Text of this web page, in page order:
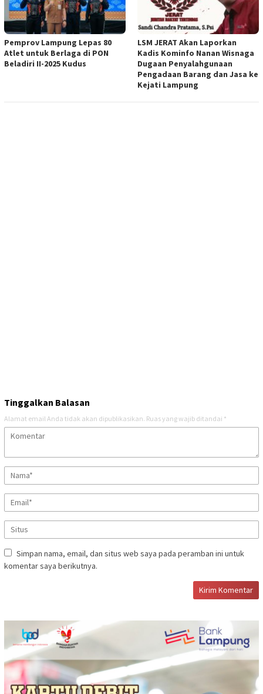
Pemprov Lampung Lepas 80
Atlet untuk Berlaga di PON
Beladiri II-2025 Kudus
LSM JERAT Akan Laporkan
Kadis Kominfo Nanan Wisnaga
Dugaan Penyalahgunaan
Pengadaan Barang dan Jasa ke
Kejati Lampung
Tinggalkan Balasan
Alamat email Anda tidak akan dipublikasikan. Ruas yang wajib ditandai *
Simpan nama, email, dan situs web saya pada peramban ini untuk
komentar saya berikutnya.